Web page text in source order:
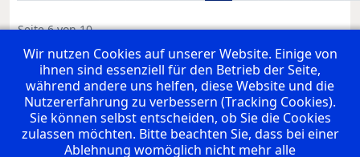
Seite 6 von 10
UNSERE PREMIUM SPONSOREN
Wir nutzen Cookies auf unserer Website. Einige von
ihnen sind essenziell für den Betrieb der Seite,
während andere uns helfen, diese Website und die
Nutzererfahrung zu verbessern (Tracking Cookies).
Sie können selbst entscheiden, ob Sie die Cookies
zulassen möchten. Bitte beachten Sie, dass bei einer
Ablehnung womöglich nicht mehr alle